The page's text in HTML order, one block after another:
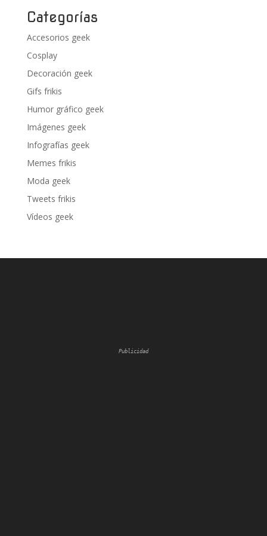
Categorías
Accesorios geek
Cosplay
Decoración geek
Gifs frikis
Humor gráfico geek
Imágenes geek
Infografías geek
Memes frikis
Moda geek
Tweets frikis
Vídeos geek
Publicidad